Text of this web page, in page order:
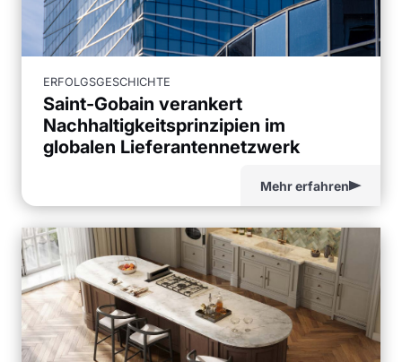
ERFOLGSGESCHICHTE
Saint-Gobain verankert
Nachhaltigkeitsprinzipien im
globalen Lieferantennetzwerk
Mehr erfahren